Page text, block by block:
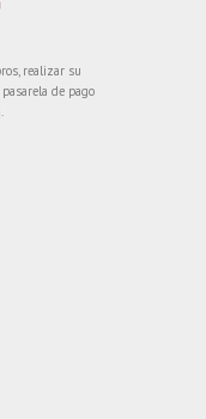
realizar su
de pago